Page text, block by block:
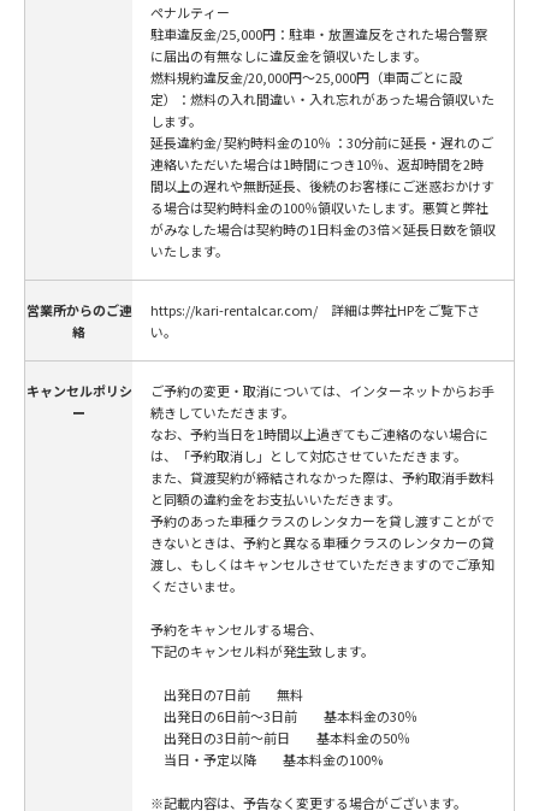
ペナルティー
駐車違反金/25,000円：駐車・放置違反をされた場合警察
に届出の有無なしに違反金を領収いたします。
燃料規約違反金/20,000円～25,000円（車両ごとに設
定）：燃料の入れ間違い・入れ忘れがあった場合領収いた
します。
延長違約金/ 契約時料金の10％ ：30分前に延長・遅れのご
連絡いただいた場合は1時間につき10％、返却時間を2時
間以上の遅れや無断延長、後続のお客様にご迷惑おかけす
る場合は契約時料金の100％領収いたします。悪質と弊社
がみなした場合は契約時の1日料金の3倍×延長日数を領収
いたします。
営業所からのご連
絡
https://kari-rentalcar.com/ 詳細は弊社HPをご覧下さ
い。
キャンセルポリシ
ー
ご予約の変更・取消については、インターネットからお手
続きしていただきます。
なお、予約当日を1時間以上過ぎてもご連絡のない場合に
は、「予約取消し」として対応させていただきます。
また、貸渡契約が締結されなかった際は、予約取消手数料
と同額の違約金をお支払いいただきます。
予約のあった車種クラスのレンタカーを貸し渡すことがで
きないときは、予約と異なる車種クラスのレンタカーの貸
渡し、もしくはキャンセルさせていただきますのでご承知
くださいませ。
予約をキャンセルする場合、
下記のキャンセル料が発生致します。
出発日の7日前 無料
出発日の6日前～3日前 基本料金の30％
出発日の3日前～前日 基本料金の50％
当日・予定以降 基本料金の100%
※記載内容は、予告なく変更する場合がございます。